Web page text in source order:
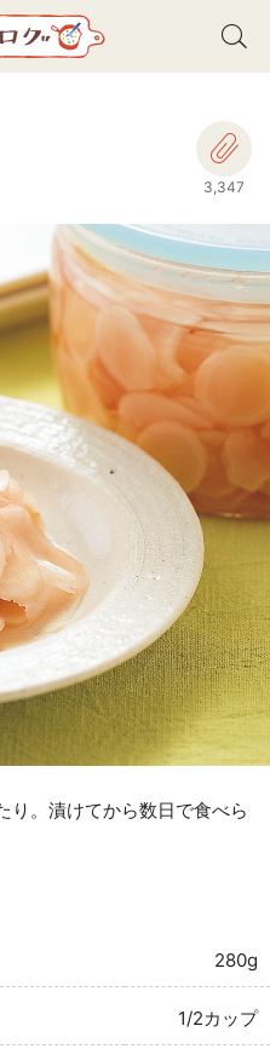
3,347
り。漬けてから数日で食べら
280g
1/2カップ